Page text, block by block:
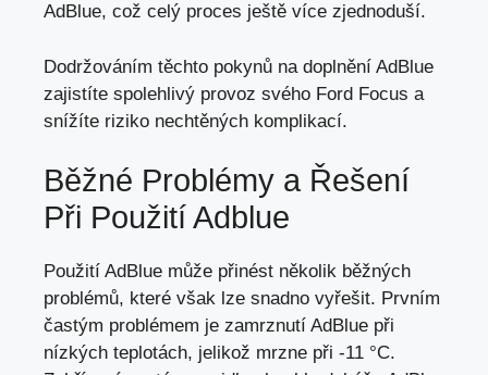
AdBlue, což celý proces ještě více zjednoduší.
Dodržováním těchto pokynů na doplnění AdBlue
zajistíte spolehlivý provoz svého Ford Focus a
snížíte riziko nechtěných komplikací.
Běžné Problémy a Řešení
Při Použití Adblue
Použití AdBlue může přinést několik běžných
problémů, které však lze snadno vyřešit. Prvním
častým problémem je zamrznutí AdBlue při
nízkých teplotách, jelikož mrzne při -11 °C.